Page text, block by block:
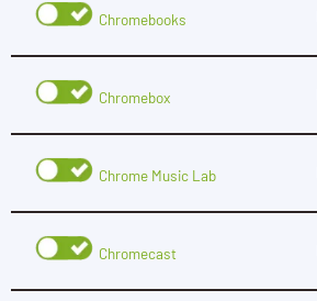
Chromebooks
Chromebox
Chrome Music Lab
Chromecast